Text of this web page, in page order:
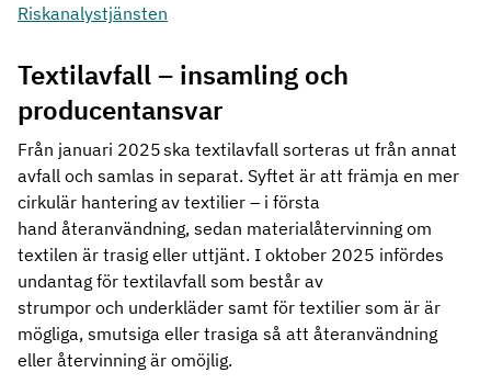
Riskanalystjänsten
Textilavfall– insamling och
producentansvar
Från januari 2025 ska textilavfall sorteras ut från annat
avfall och samlas in separat. Syftet är att främja en mer
cirkulär hantering av textilier – i första
hand återanvändning, sedan materialåtervinning om
textilen är trasig eller uttjänt. I oktober 2025 infördes
undantag för textilavfall som består av
strumpor och underkläder samt för textilier som är är
mögliga, smutsiga eller trasiga så att återanvändning
eller återvinning är omöjlig.